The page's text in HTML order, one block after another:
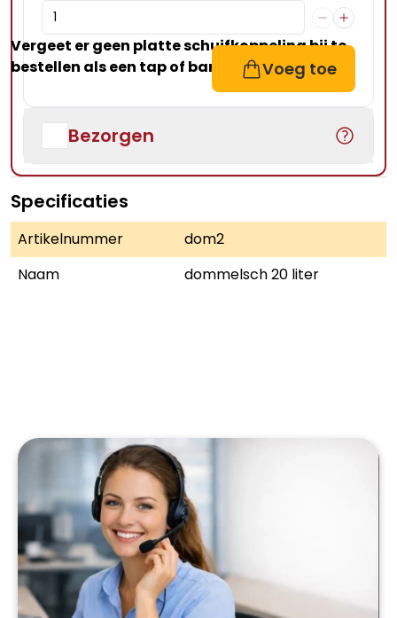
Vergeet er geen platte schuifkoppelingbij te
bestellen als een tap of bar huurt.Voeg toe
Bezorgen
Specificaties
Artikelnummer
dom2
Naam
dommelsch 20 liter